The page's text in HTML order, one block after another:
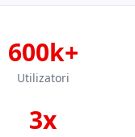
600k+
Utilizatori
3x